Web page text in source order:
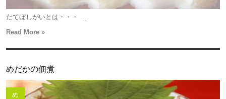
たてぼしがいとは・・・ ...
Read More »
めだかの佃煮
め